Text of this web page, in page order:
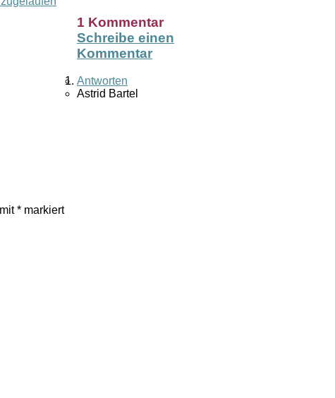
1 Kommentar
Schreibe einen
Kommentar
Antworten
Astrid Bartel
* markiert